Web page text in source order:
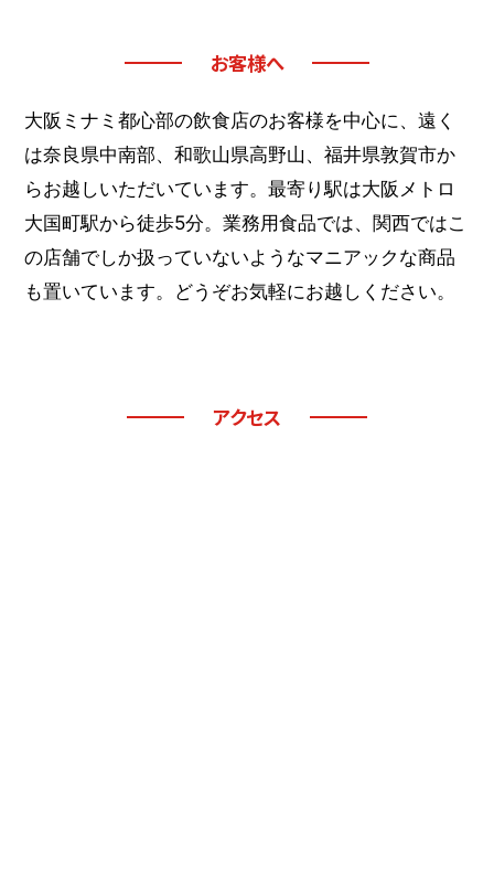
お客様へ
大阪ミナミ都心部の飲食店のお客様を中心に、遠く
は奈良県中南部、和歌山県高野山、福井県敦賀市か
らお越しいただいています。最寄り駅は大阪メトロ
大国町駅から徒歩5分。業務用食品では、関西ではこ
の店舗でしか扱っていないようなマニアックな商品
も置いています。どうぞお気軽にお越しください。
アクセス